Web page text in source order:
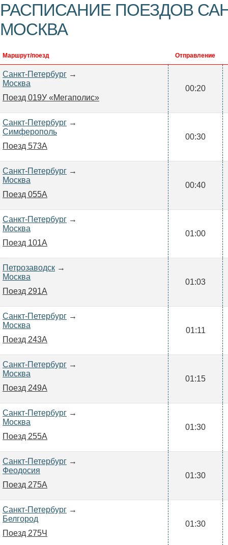
РАСПИСАНИЕ ПОЕЗДОВ
МОСКВА
Маршрут/поезд Отправление
Санкт-Петербург →
Москва
Поезд 019У «Мегаполис»
00:20
Санкт-Петербург →
Симферополь
Поезд 573А
00:30
Санкт-Петербург →
Москва
Поезд 055А
00:40
Санкт-Петербург →
Москва
Поезд 101А
01:00
Петрозаводск →
Москва
Поезд 291А
01:03
Санкт-Петербург →
Москва
Поезд 243А
01:11
Санкт-Петербург →
Москва
Поезд 249А
01:15
Санкт-Петербург →
Москва
Поезд 255А
01:30
Санкт-Петербург →
Феодосия
Поезд 275А
01:30
Санкт-Петербург →
Белгород
Поезд 275Ч
01:30